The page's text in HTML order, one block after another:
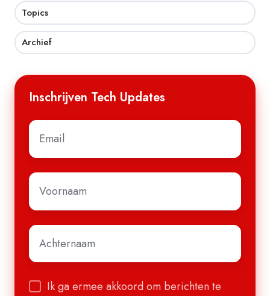
Topics
Archief
Inschrijven Tech Updates
E-
mail*
Voornaam
Achternaam
Ik ga ermee akkoord om berichten te